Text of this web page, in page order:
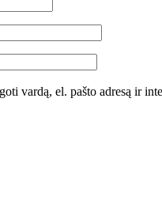
vardą, el. pašto adresą ir